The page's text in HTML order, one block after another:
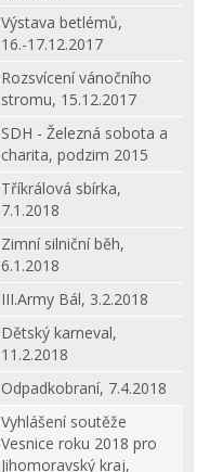
Výstava betlémů,
16.-17.12.2017
Rozsvícení vánočního
stromu, 15.12.2017
SDH - Železná sobota a
charita, podzim 2015
Tříkrálová sbírka,
7.1.2018
Zimní silniční běh,
6.1.2018
III.Army Bál, 3.2.2018
Dětský karneval,
11.2.2018
Odpadkobraní, 7.4.2018
Vyhlášení soutěže
Vesnice roku 2018 pro
Jihomoravský kraj,